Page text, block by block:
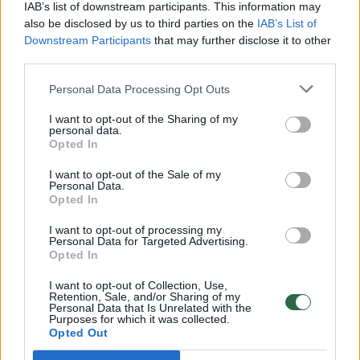
IAB’s list of downstream participants. This information may
also be disclosed by us to third parties on the IAB’s List of
Downstream Participants that may further disclose it to other
Personal Data Processing Opt Outs
I want to opt-out of the Sharing of my
personal data.
Opted In
I want to opt-out of the Sale of my
Personal Data.
Opted In
I want to opt-out of processing my
Personal Data for Targeted Advertising.
Opted In
I want to opt-out of Collection, Use,
Retention, Sale, and/or Sharing of my
Personal Data that Is Unrelated with the
Purposes for which it was collected.
Opted Out
vaiko gyvybių išgelbėti nepavyko
Žinios | Lietuvos diena
32 laipsnių šilumos
Žinios | Orai
V. Zalužno pasisakymą laiko bandymu įsitvirtinti
Ukrainos politikoje: jis yra neteisus
Laidos Nauja diena
00:00:57
Sinoptikai atsakė, kokiais orais užbaigsime darbo
savaitę: karščiai atsitrauks
Žinios | Orai